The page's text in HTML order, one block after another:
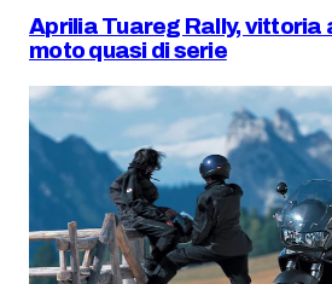
Aprilia Tuareg Rally, vittoria
moto quasi di serie